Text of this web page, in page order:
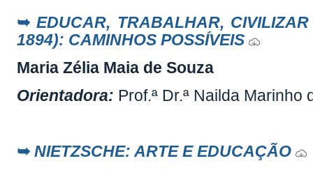
➥ EDUCAR, TRABALHAR,
1894): CAMINHOS POSSÍVEIS
Maria Zélia Maia de Souza
Orientadora: Prof.ª Dr.ª Nailda Marinho
➥ NIETZSCHE: ARTE E EDUCAÇÃO